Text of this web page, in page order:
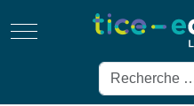
Mobile Menu Toggle
Rechercher